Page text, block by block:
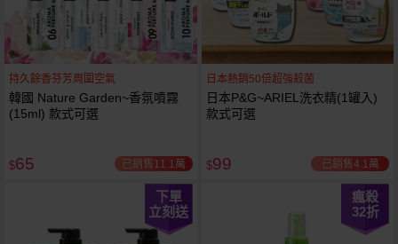
持久餘香芬芳周圍空氣
韓國 Nature Garden~香氛噴霧
(15ml) 款式可選
$65 已銷售11.1萬
日本熱銷50倍超強殺菌
日本P&G~ARIEL洗衣精(1罐入)
款式可選
$99 已銷售4.1萬
下單
立刻送
瘋殺
32折